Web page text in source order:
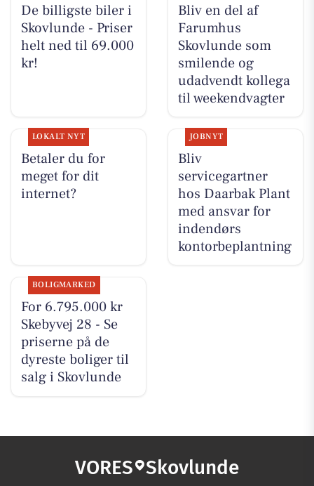
De billigste biler i
Skovlunde - Priser
helt ned til 69.000
kr!
Bliv en del af
Farumhus
Skovlunde som
smilende og
udadvendt kollega
til weekendvagter
LOKALT NYT
Betaler du for
meget for dit
internet?
JOBNYT
Bliv
servicegartner
hos Daarbak Plant
med ansvar for
indendørs
kontorbeplantning
BOLIGMARKED
For 6.795.000 kr
Skebyvej 28 - Se
priserne på de
dyreste boliger til
salg i Skovlunde
VORES Skovlunde